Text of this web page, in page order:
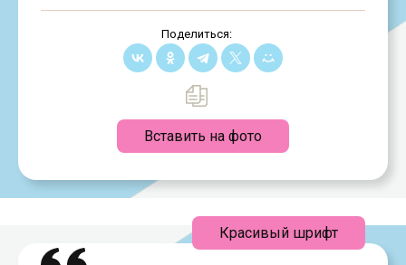
Поделиться:
Вставить на фото
Красивый шрифт